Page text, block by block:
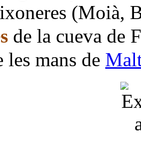
(Moià,
de la cueva de
les mans de